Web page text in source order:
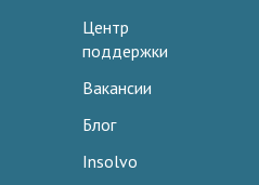
Центр
поддержки
Вакансии
Блог
Insolvo